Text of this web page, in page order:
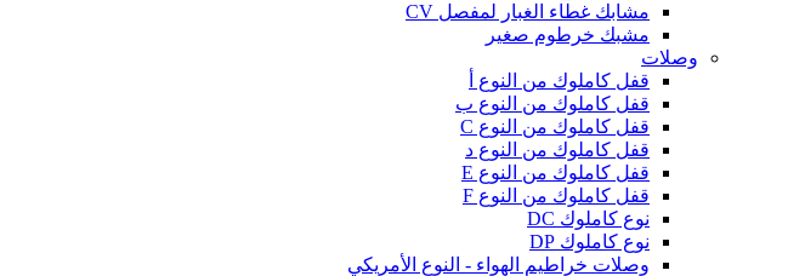
مشابك غطاء الغبار لمفصل CV
مشبك خرطوم صغير
وصلات
قفل كاملوك من النوع أ
قفل كاملوك من النوع ب
قفل كاملوك من النوع C
قفل كاملوك من النوع د
قفل كاملوك من النوع E
قفل كاملوك من النوع F
نوع كاملوك DC
نوع كاملوك DP
وصلات خراطيم الهواء - النوع الأمريكي